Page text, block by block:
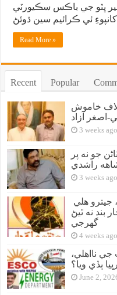
ڀٽو جي باڪس سڪيورٽي
Read More »
Recent Popular
خاموش
اصغر آزاد
3 weeks ago
جو نه پر
راشدي
3 weeks ago
بند نه ٿيڻ
گهرجي
4 weeks ago
نااهلي،
June 2,